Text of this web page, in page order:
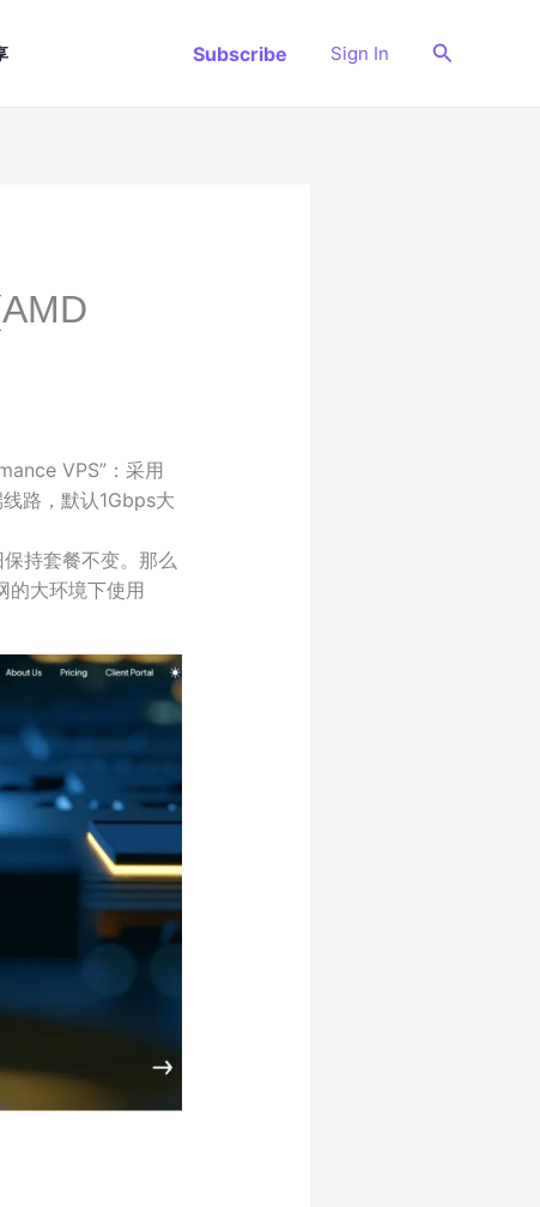
Subscribe Sign In
搜
VPS”：采用
路，默认1Gbps大
持套餐不变。那么
大环境下使用